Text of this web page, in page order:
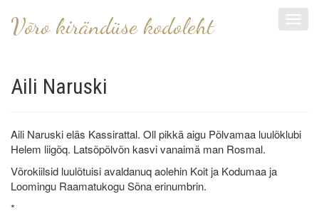
Võro kirändüse kodoleht
Aili Naruski
Aili Naruski eläs Kassirattal. Oll pikkä aigu Põlvamaa luulõklubi
Helem liigõq. Latsõpõlvõn kasvi vanaimä man Rosmal.
Võrokiilsid luulõtuisi avaldanuq aolehin Koit ja Kodumaa ja
Loomingu Raamatukogu Sõna erinumbrin.
*